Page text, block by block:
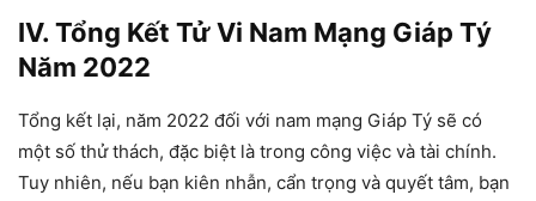
IV. Tổng Kết Tử Vi Nam Mạng Giáp Tý
Năm 2022
Tổng kết lại, năm 2022 đối với nam mạng Giáp Tý sẽ có
một số thử thách, đặc biệt là trong công việc và tài chính.
Tuy nhiên, nếu bạn kiên nhẫn, cẩn trọng và quyết tâm, bạn